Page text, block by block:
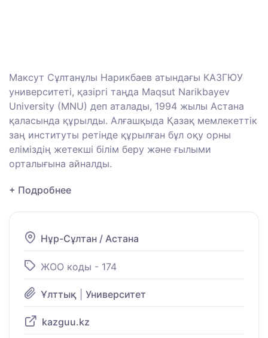
Максут Сұлтанұлы Нарикбаев атындағы КАЗГЮУ
университеті, қазіргі таңда Maqsut Narikbayev
University (MNU) деп аталады, 1994 жылы Астана
қаласында құрылды. Алғашқыда Қазақ мемлекеттік
заң институты ретінде құрылған бұл оқу орны
еліміздің жетекші білім беру және ғылыми
орталығына айналды.
+ Подробнее
Нұр-Сұлтан / Астана
ЖОО коды - 174
Ұлттық Университет
kazguu.kz